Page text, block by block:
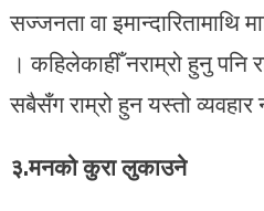
सज्जनता वा
। कहिलेकाहीँ नराम्रो हुनु पनि
सबैसँग राम्रो हुन यस्तो व्यवहार
३.मनको कुरा लुकाउने